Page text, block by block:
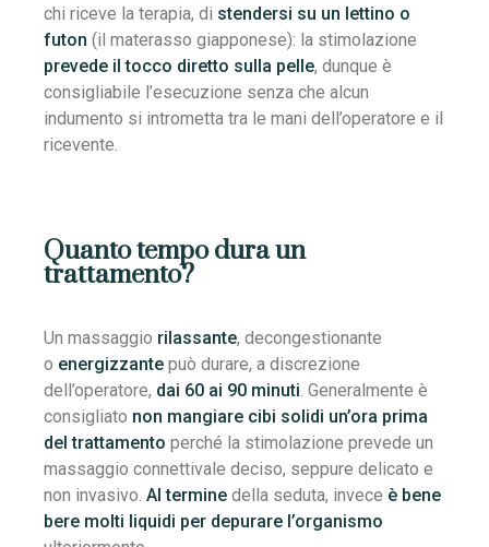
chi riceve la terapia, di stendersi su un lettino o
futon (il materasso giapponese): la stimolazione
prevede il tocco diretto sulla pelle, dunque è
consigliabile l’esecuzione senza che alcun
indumento si intrometta tra le mani dell’operatore e il
ricevente.
Quanto tempo dura un
trattamento?
Un massaggio rilassante, decongestionante
o energizzante può durare, a discrezione
dell’operatore, dai 60 ai 90 minuti. Generalmente è
consigliato non mangiare cibi solidi un’ora prima
del trattamento perché la stimolazione prevede un
massaggio connettivale deciso, seppure delicato e
non invasivo. Al termine della seduta, invece è bene
bere molti liquidi per depurare l’organismo